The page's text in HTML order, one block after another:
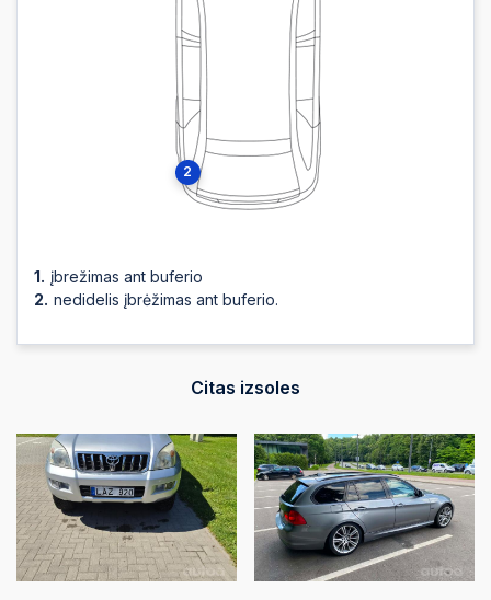
2
įbrežimas ant buferio
nedidelis įbrėžimas ant buferio.
Citas izsoles